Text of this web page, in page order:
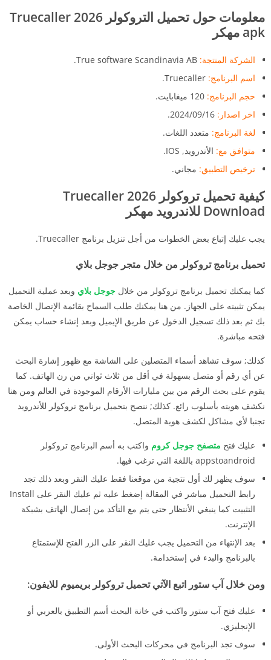
معلومات حول تحميل التروكولر 2026 Truecaller
apk مهكر
الشركة المنتجة:
اسم البرنامج:
حجم البرنامج: 120 ميغابايت.
اخر اصدار: 16‏/09‏/2024.
لغة البرنامج: متعدد اللغات.
متوافق مع: الأندرويد, IOS.
ترخيص التطبيق: مجاني.
كيفية تحميل تروكولر 2026 Truecaller
Download للاندرويد مهكر
يجب عليك إتباع بعض الخطوات من أجل تنزيل برنامج Truecaller.
تحميل برنامج تروكولر من خلال متجر جوجل بلاي
كما يمكنك تحميل برنامج تروكولر من خلال جوجل بلاي وبعد عملية التحميل
يمكن تثبيته على الجهاز. من هنا يمكنك طلب السماح بقائمة الإتصال الخاصة
بك ثم بعد ذلك تسجيل الدخول عن طريق الإيميل وبعد إنشاء حساب يمكن
فتحه مباشرة.
كذلك; سوف تشاهد أسماء المتصلين على الشاشة مع ظهور إشارة البحث
عن أي رقم أو متصل بسهولة في أقل من ثلاث ثواني من رن الهاتف. كما
يقوم على بحث الرقم من بين مليارات الأرقام الموجودة في العالم ومن هنا
نكشف هويته بأسلوب رائع. كذلك; ننصح بتحميل برنامج تروكولر للأندرويد
تجنبا لأي مشاكل لكشف هوية المتصل.
عليك فتح متصفح جوجل كروم واكتب به أسم البرنامج تروكولر
appstoandroid باللغة التي ترغب فيها.
سوف يظهر لك أول نتجية من موقعنا فقط عليك النقر وبعد ذلك تجد
رابط التحميل مباشر في المقالة إضغط عليه ثم عليك النقر على Install
التثبيت كما ينبغي الأنتظار حتى يتم مع التأكد من إتصال الهاتف بشبكة
الإنترنت.
بعد الإنتهاء من التحميل يجب عليك النقر على الزر الفتح للإستمتاع
بالبرنامج والبدء في إستخدامة.
ومن خلال آب ستور اتبع الآتي تحميل تروكولر بريميوم للايفون:
عليك فتح آب ستور واكتب في خانة البحث أسم التطبيق بالعربي أو
الإنجليزي.
سوف تجد البرنامج في محركات البحث الأولى.